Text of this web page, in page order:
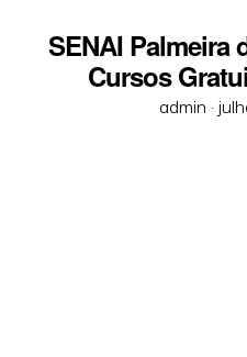
SENAI Palmeira
Cursos
admin ·